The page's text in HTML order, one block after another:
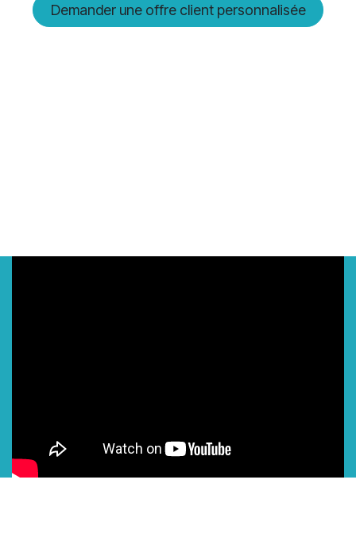
Demander une offre client personnalisée